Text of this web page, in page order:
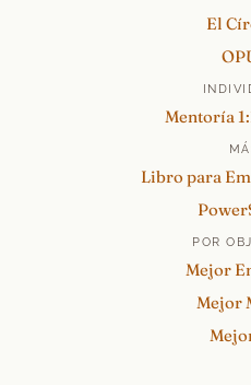
El
Mentoría
Libro para
POR
Mejor
Mejor